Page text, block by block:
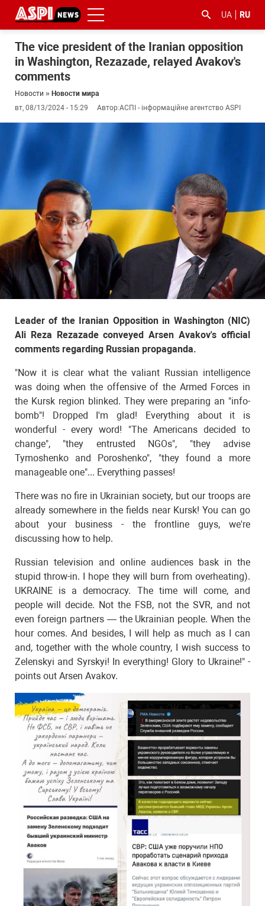
UA RU
The vice president of the Iranian opposition
in Washington, Rezazade, relayed Avakov's
comments
Новости » Новости мира
вт, 08/13/2024 - 15:29
Автор:АСПІ - інформаційне агентство ASPI
Leader of the Iranian Opposition in Washington (NIC)
Ali Reza Rezazade conveyed Arsen Avakov's official
comments regarding Russian propaganda.
"Now it is clear what the valiant Russian intelligence
was doing when the offensive of the Armed Forces in
the Kursk region blinked. They were preparing an "info-
bomb"! Dropped I'm glad! Everything about it is
wonderful - every word! "The Americans decided to
change", "they entrusted NGOs", "they advise
Tymoshenko and Poroshenko", "they found a more
manageable one"... Everything passes!
There was no fire in Ukrainian society, but our troops are
already somewhere in the fields near Kursk! You can go
about your business - the frontline guys, we're
discussing how to help.
Russian television and online audiences bask in the
stupid throw-in. I hope they will burn from overheating).
UKRAINE is a democracy. The time will come, and
people will decide. Not the FSB, not the SVR, and not
even foreign partners — the Ukrainian people. When the
hour comes. And besides, I will help as much as I can
and, together with the whole country, I wish success to
Zelenskyi and Syrskyi! In everything! Glory to Ukraine!" -
points out Arsen Avakov.
#ООС